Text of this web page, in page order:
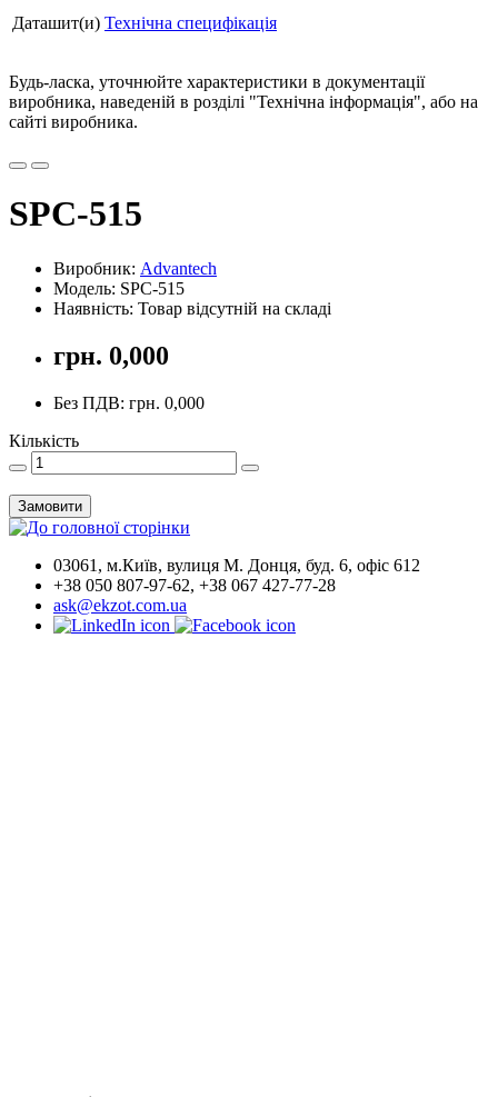
Даташит(и) Технічна специфікація
Будь-ласка, уточнюйте характеристики в документації
виробника, наведеній в розділі "Технічна інформація", або на
сайті виробника.
SPC-515
Виробник: Advantech
Модель: SPC-515
Наявність: Товар відсутній на складі
грн. 0,000
Без ПДВ: грн. 0,000
Кількість
Замовити
03061, м.Київ, вулиця М. Донця, буд. 6, офіс 612
+38 050 807-97-62, +38 067 427-77-28
ask@ekzot.com.ua